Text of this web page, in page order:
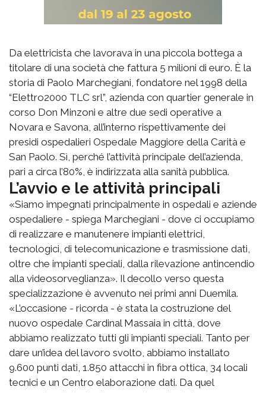
Da elettricista che lavorava in una piccola bottega a
titolare di una società che fattura 5 milioni di euro. È la
storia di Paolo Marchegiani, fondatore nel 1998 della
“Elettro2000 TLC srl”, azienda con quartier generale in
corso Don Minzoni e altre due sedi operative a
Novara e Savona, all’interno rispettivamente dei
presidi ospedalieri Ospedale Maggiore della Carità e
San Paolo. Sì, perché l’attività principale dell’azienda,
pari a circa l’80%, è indirizzata alla sanità pubblica.
L’avvio e le attività principali
«Siamo impegnati principalmente in ospedali e aziende
ospedaliere - spiega Marchegiani - dove ci occupiamo
di realizzare e manutenere impianti elettrici,
tecnologici, di telecomunicazione e trasmissione dati,
oltre che impianti speciali, dalla rilevazione antincendio
alla videosorveglianza». Il decollo verso questa
specializzazione è avvenuto nei primi anni Duemila.
«L’occasione - ricorda - è stata la costruzione del
nuovo ospedale Cardinal Massaia in città, dove
abbiamo realizzato tutti gli impianti speciali. Tanto per
dare un’idea del lavoro svolto, abbiamo installato
9.600 punti dati, 1.850 attacchi in fibra ottica, 34 locali
tecnici e un Centro elaborazione dati. Da quel